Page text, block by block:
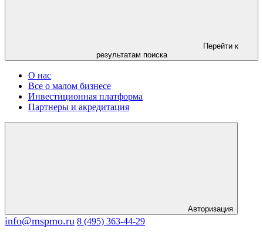
Перейти к
результатам поиска
О нас
Все о малом бизнесе
Инвестиционная платформа
Партнеры и акредитация
Авторизация
info@mspmo.ru 8 (495) 363-44-29